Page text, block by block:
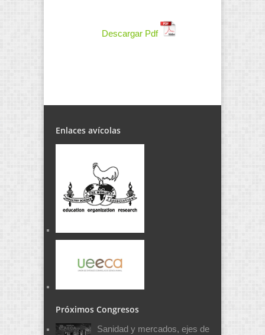
Descargar Pdf
Enlaces avícolas
Próximos Congresos
Sanidad y mercados, ejes de